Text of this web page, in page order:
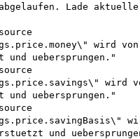
Lade aktuelle
wird von
uebersprungen."
wird
uebersprungen."
und